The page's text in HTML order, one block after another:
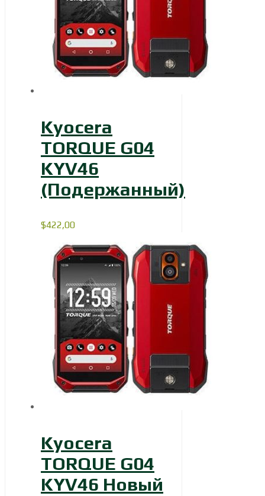
Kyocera
TORQUE G04
KYV46
(Подержанный)
$422,00
Kyocera
TORQUE G04
KYV46 Новый